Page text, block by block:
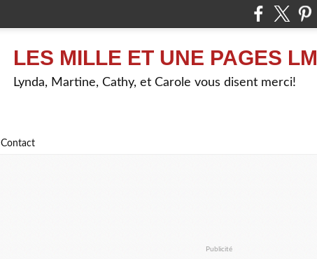
LES MILLE ET UNE PAGES LM
Lynda, Martine, Cathy, et Carole vous disent merci!
Contact
Publicité